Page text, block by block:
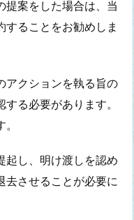
提案をした場合は、当
ることをお勧めしま
クションを執る旨の
る必要があります。
。
し、明け渡しを認め
去させることが必要に